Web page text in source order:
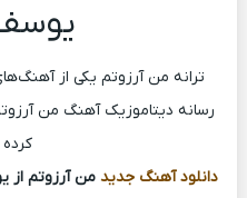
ترانه من آرزوتم یکی از
رسانه دیتاموزیک آهنگ من
دانلود آهنگ جدید من آرزوتم